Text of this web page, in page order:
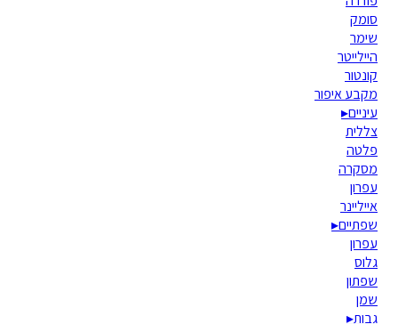
סומק
שימר
היילייטר
קונטור
מקבע איפור
עיניים▸
צללית
פלטה
מסקרה
עפרון
אייליינר
שפתיים▸
עפרון
גלוס
שפתון
שמן
גבות▸